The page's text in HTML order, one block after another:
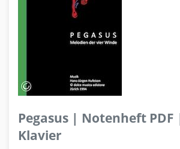
Pegasus | Notenheft
Klavier